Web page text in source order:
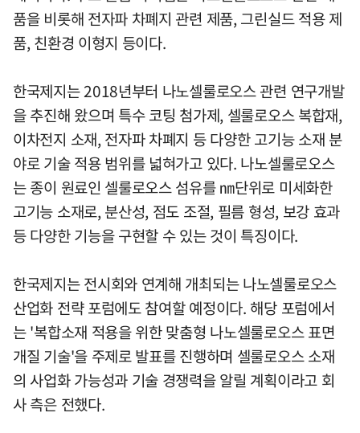
품을 비롯해 전자파 차폐지 관련 제품, 그린실드 적용 제
품, 친환경 이형지 등이다.
한국제지는 2018년부터 나노셀룰로오스 관련 연구개발
을 추진해 왔으며 특수 코팅 첨가제, 셀룰로오스 복합재,
이차전지 소재, 전자파 차폐지 등 다양한 고기능 소재 분
야로 기술 적용 범위를 넓혀가고 있다. 나노셀룰로오스
는 종이 원료인 셀룰로오스 섬유를 ㎚단위로 미세화한
고기능 소재로, 분산성, 점도 조절, 필름 형성, 보강 효과
등 다양한 기능을 구현할 수 있는 것이 특징이다.
한국제지는 전시회와 연계해 개최되는 나노셀룰로오스
산업화 전략 포럼에도 참여할 예정이다. 해당 포럼에서
는 '복합소재 적용을 위한 맞춤형 나노셀룰로오스 표면
개질 기술'을 주제로 발표를 진행하며 셀룰로오스 소재
의 사업화 가능성과 기술 경쟁력을 알릴 계획이라고 회
사 측은 전했다.